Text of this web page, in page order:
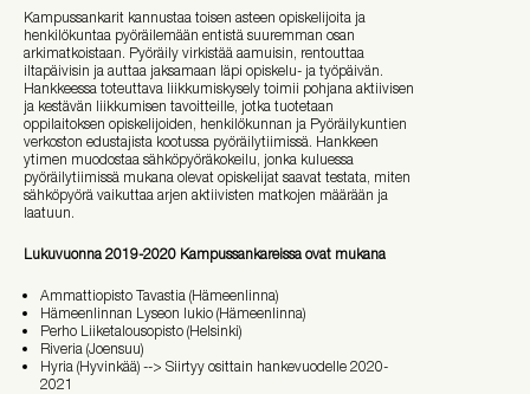
Kampussankarit kannustaa toisen asteen opiskelijoita ja
henkilökuntaa pyöräilemään entistä suuremman osan
arkimatkoistaan. Pyöräily virkistää aamuisin, rentouttaa
iltapäivisin ja auttaa jaksamaan läpi opiskelu- ja työpäivän.
Hankkeessa toteuttava liikkumiskysely toimii pohjana aktiivisen
ja kestävän liikkumisen tavoitteille, jotka tuotetaan
oppilaitoksen opiskelijoiden, henkilökunnan ja Pyöräilykuntien
verkoston edustajista kootussa pyöräilytiimissä. Hankkeen
ytimen muodostaa sähköpyöräkokeilu, jonka kuluessa
pyöräilytiimissä mukana olevat opiskelijat saavat testata, miten
sähköpyörä vaikuttaa arjen aktiivisten matkojen määrään ja
laatuun.
Lukuvuonna 2019-2020 Kampussankareissa ovat mukana
Ammattiopisto Tavastia (Hämeenlinna)
Hämeenlinnan Lyseon lukio (Hämeenlinna)
Perho Liiketalousopisto (Helsinki)
Riveria (Joensuu)
Hyria (Hyvinkää) --> Siirtyy osittain hankevuodelle 2020-
2021